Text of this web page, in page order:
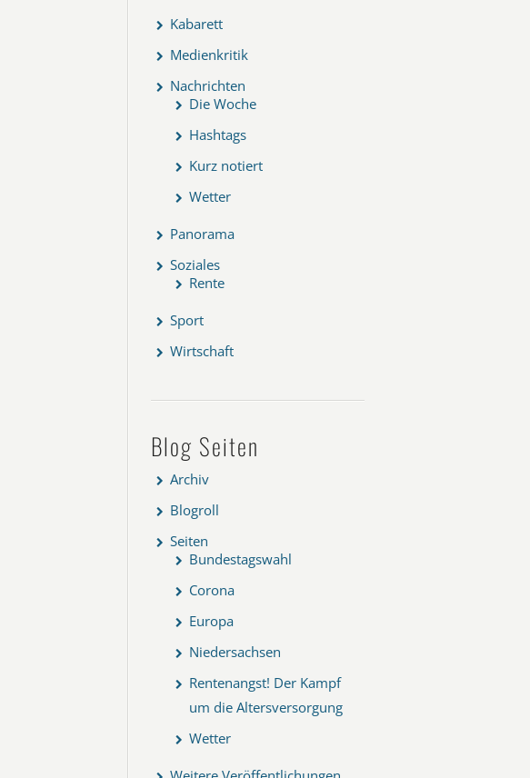
Kabarett
Medienkritik
Nachrichten
Die Woche
Hashtags
Kurz notiert
Wetter
Panorama
Soziales
Rente
Sport
Wirtschaft
Blog Seiten
Archiv
Blogroll
Seiten
Bundestagswahl
Corona
Europa
Niedersachsen
Rentenangst! Der Kampf
um die Altersversorgung
Wetter